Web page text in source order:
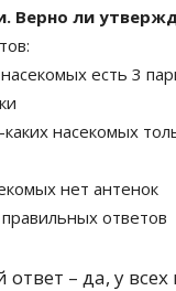
Верно ли
есть 3
насекомых
нет антенок
ответов
– да, у